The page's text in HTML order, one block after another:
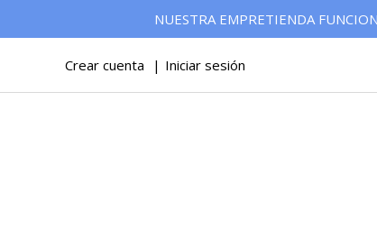
NUESTRA EMPRETIENDA
Crear cuenta Iniciar sesión